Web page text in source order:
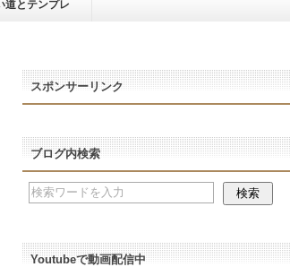
道とテンプレ
スポンサーリンク
ブログ内検索
Youtubeで動画配信中